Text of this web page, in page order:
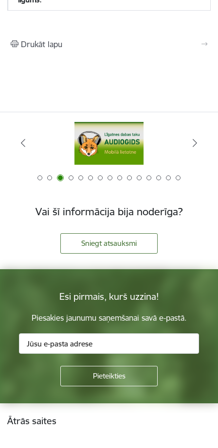
Drukāt lapu
Vai šī informācija bija noderīga?
Sniegt atsauksmi
Esi pirmais, kurš uzzina!
Piesakies jaunumu saņemšanai savā e-pastā.
Kājene
Ātrās saites